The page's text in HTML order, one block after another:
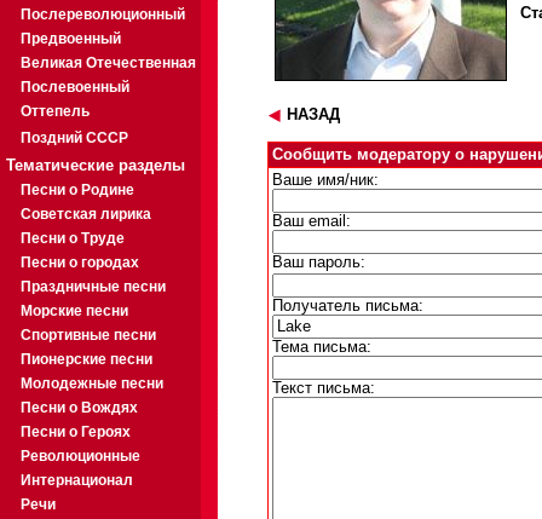
Послереволюционный
Предвоенный
Великая Отечественная
Послевоенный
Оттепель
Поздний СССР
Тематические разделы
Песни о Родине
Советская лирика
Песни о Труде
Песни о городах
Праздничные песни
Морские песни
Спортивные песни
Пионерские песни
Молодежные песни
Песни о Вождях
Песни о Героях
Революционные
Интернационал
Речи
НАЗАД
Сообщить модератору о
Ваше имя/ник:
Ваш email:
Ваш пароль:
Получатель письма:
Тема письма:
Текст письма: